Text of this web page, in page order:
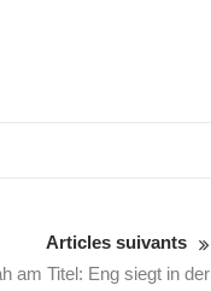
Articles suivants
am Titel: Eng siegt in der